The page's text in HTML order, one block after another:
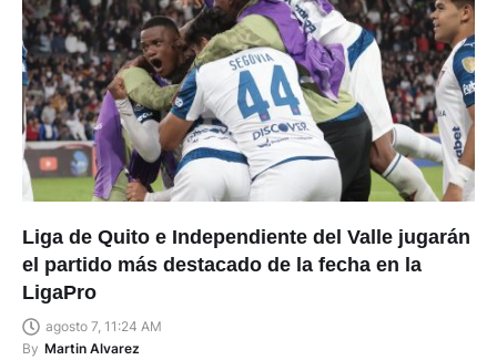
Liga de Quito e Independiente del Valle jugarán
el partido más destacado de la fecha en la
LigaPro
agosto 7, 11:24 AM
By Martin Alvarez